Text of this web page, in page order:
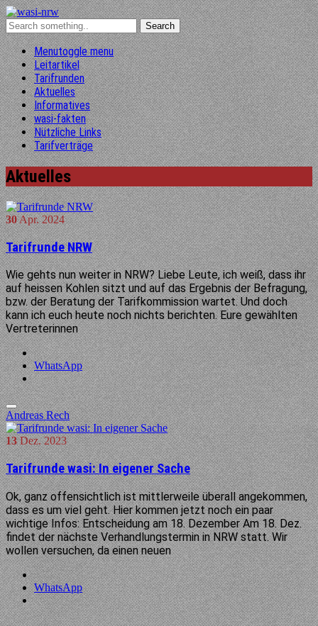
Menutoggle menu
Leitartikel
Tarifrunden
Aktuelles
Informatives
wasi-fakten
Nützliche Links
Tarifverträge
Aktuelles
30 Apr. 2024
Tarifrunde NRW
Wie gehts nun weiter in NRW? Liebe Leute, ich weiß, dass ihr
auf heissen Kohlen sitzt und auf das Ergebnis der Befragung,
bzw. der Beratung der Tarifkommission wartet. Und doch
kann ich euch heute noch nichts berichten. Eure gewählten
Vertreterinnen
WhatsApp
Andreas Rech
13 Dez. 2023
Tarifrunde wasi: In eigener Sache
Ok, ganz offensichtlich ist mittlerweile überall angekommen,
dass es um viel geht. Hier kommen jetzt noch ein paar
wichtige Infos: Entscheidung am 18. Dezember Am 18. Dez.
findet der nächste Verhandlungstermin in NRW statt. Wir
wollen versuchen, da einen neuen
WhatsApp